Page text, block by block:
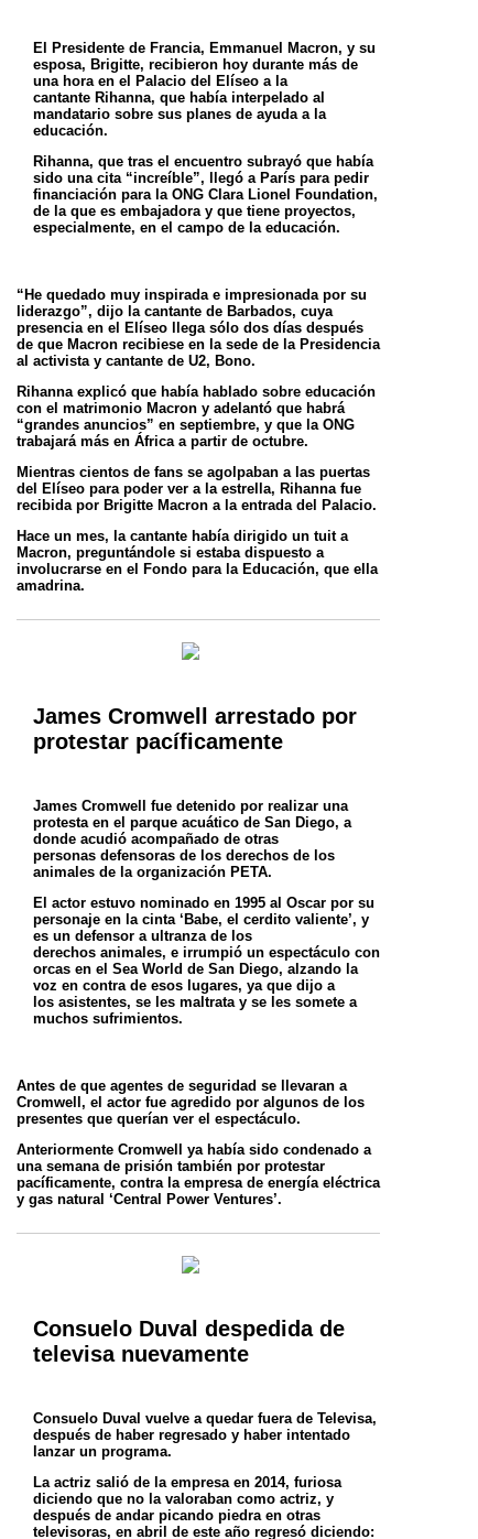
El Presidente de Francia, Emmanuel Macron, y su
esposa, Brigitte, recibieron hoy durante más de
una hora en el Palacio del Elíseo a la
cantante Rihanna, que había interpelado al
mandatario sobre sus planes de ayuda a la
educación.
Rihanna, que tras el encuentro subrayó que había
sido una cita “increíble”, llegó a París para pedir
financiación para la ONG Clara Lionel
Foundation,
de la que es embajadora y que tiene proyectos,
especialmente, en el campo de la educación.
“He quedado muy inspirada e impresionada por su
liderazgo”, dijo la cantante de Barbados, cuya
presencia en el Elíseo llega sólo dos días después
de que Macron recibiese en la sede de la Presidencia
al activista y cantante de U2, Bono.
Rihanna explicó que había hablado sobre educación
con el matrimonio Macron y adelantó que habrá
“grandes anuncios” en septiembre, y que la ONG
trabajará más en África a partir de octubre.
Mientras cientos de fans se agolpaban a las puertas
del Elíseo para poder ver a la estrella, Rihanna fue
recibida por Brigitte Macron a la entrada del Palacio.
Hace un mes, la cantante había dirigido un tuit a
Macron, preguntándole si estaba dispuesto a
involucrarse en el Fondo para la Educación, que ella
amadrina.
James Cromwell arrestado por
protestar pacíficamente
James Cromwell fue detenido por realizar una
protesta en el parque acuático de San Diego, a
donde acudió acompañado de otras
personas defensoras de los derechos de los
animales de la organización PETA.
El actor estuvo nominado en 1995 al Oscar por su
personaje en la cinta ‘Babe, el cerdito valiente’, y
es un defensor a ultranza de los
derechos animales, e irrumpió un espectáculo con
orcas en el Sea World de San Diego, alzando la
voz en contra de esos lugares, ya que dijo a
los asistentes, se les maltrata y se les somete a
muchos sufrimientos.
Antes de que agentes de seguridad se llevaran a
Cromwell, el actor fue agredido por algunos de los
presentes que querían ver el espectáculo.
Anteriormente Cromwell ya había sido condenado a
una semana de prisión también por protestar
pacíficamente, contra la empresa de energía eléctrica
y gas natural ‘Central Power Ventures’.
Consuelo Duval despedida de
televisa nuevamente
Consuelo Duval vuelve a quedar fuera de Televisa,
después de haber regresado y haber intentado
lanzar un programa.
La actriz salió de la empresa en 2014, furiosa
diciendo que no la valoraban como actriz, y
después de andar picando piedra en otras
televisoras, en abril de este año regresó diciendo: